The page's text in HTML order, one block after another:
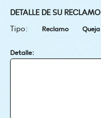
DETALLE DE SU RECLAMO
Tipo:
Reclamo Queja
Detalle: